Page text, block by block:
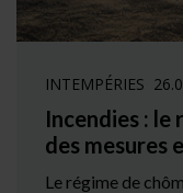
INTEMPÉRIES
Incendies : le
des mesures
Le régime de